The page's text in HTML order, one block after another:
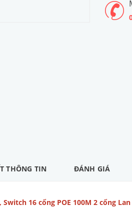
THÔNG TIN ĐÁNH GIÁ
16 cổng POE 100M 2 cổng Lan